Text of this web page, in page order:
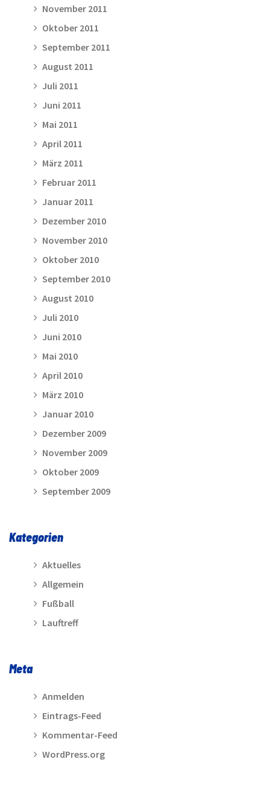
November 2011
Oktober 2011
September 2011
August 2011
Juli 2011
Juni 2011
Mai 2011
April 2011
März 2011
Februar 2011
Januar 2011
Dezember 2010
November 2010
Oktober 2010
September 2010
August 2010
Juli 2010
Juni 2010
Mai 2010
April 2010
März 2010
Januar 2010
Dezember 2009
November 2009
Oktober 2009
September 2009
Kategorien
Aktuelles
Allgemein
Fußball
Lauftreff
Meta
Anmelden
Eintrags-Feed
Kommentar-Feed
WordPress.org